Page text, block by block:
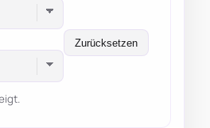
Zurücksetzen